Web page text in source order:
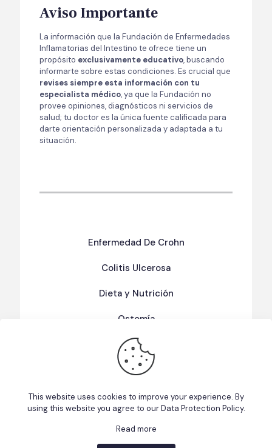
Aviso Importante
La información que la Fundación de Enfermedades
Inflamatorias del Intestino te ofrece tiene un
propósito exclusivamente educativo, buscando
informarte sobre estas condiciones. Es crucial que
revises siempre esta información con tu
especialista médico, ya que la Fundación no
provee opiniones, diagnósticos ni servicios de
salud; tu doctor es la única fuente calificada para
darte orientación personalizada y adaptada a tu
situación.
Enfermedad De Crohn
Colitis Ulcerosa
Dieta y Nutrición
Ostomía
Términos Y Condiciones De Uso
Política de Privacidad
This website uses cookies to improve your experience. By
using this website you agree to ourData Protection Policy.
Read more
This website uses cookies to improve your experience. We'll